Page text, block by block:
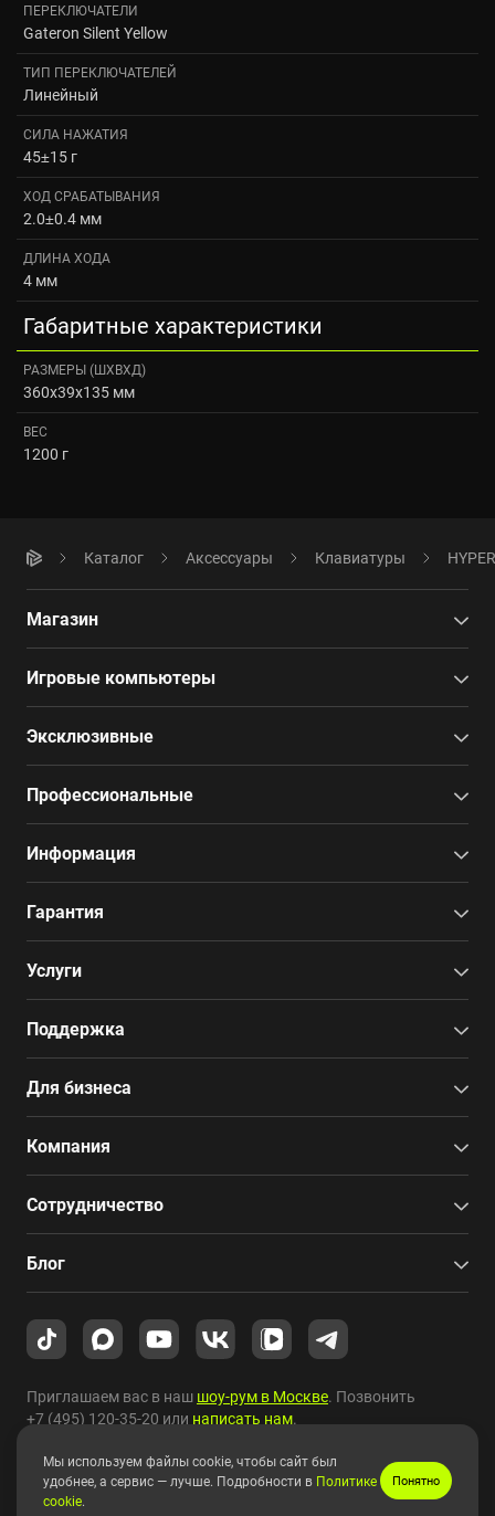
ПЕРЕКЛЮЧАТЕЛИ
Gateron Silent Yellow
ТИП ПЕРЕКЛЮЧАТЕЛЕЙ
Линейный
СИЛА НАЖАТИЯ
45±15 г
ХОД СРАБАТЫВАНИЯ
2.0±0.4 мм
ДЛИНА ХОДА
4 мм
Габаритные характеристики
РАЗМЕРЫ (ШXВXД)
360x39x135 мм
ВЕС
1200 г
Каталог Аксессуары Клавиатуры
Магазин
Игровые компьютеры
Эксклюзивные
Профессиональные
Информация
Гарантия
Услуги
Поддержка
Для бизнеса
Компания
Сотрудничество
Блог
Приглашаем вас в наш шоу-рум в Москве. Позвонить
+7 (495) 120-35-20 или написать нам.
Copyright © 2010-2026 HYPERPC.
Мы используем файлы cookie, чтобы сайт был
удобнее, а сервис — лучше. Подробности в Политике
cookie.
Понятно